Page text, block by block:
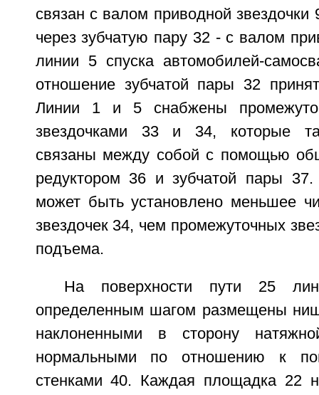
связан с валом приводной
через зубчатую пару 32 - с валом
линии 5 спуска автомобилей-
отношение зубчатой пары 32
Линии 1 и 5 снабжены
звездочками 33 и 34, которые
связаны между собой с помощью
редуктором 36 и зубчатой пары
может быть установлено меньшее
звездочек 34, чем промежуточных
подъема.
На поверхности пути 25
определенным шагом размещены
наклоненными в сторону
нормальными по отношению к
стенками 40. Каждая площадка 22